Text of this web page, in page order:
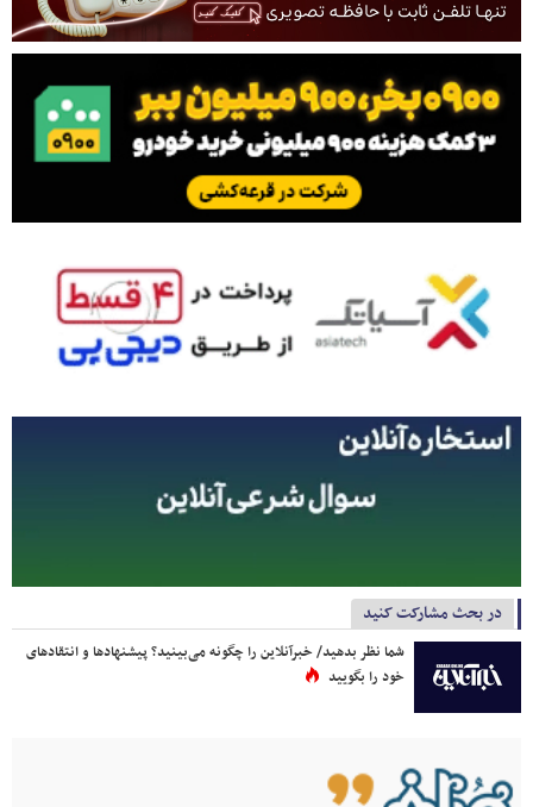
در بحث مشارکت کنید
شما نظر بدهید/ خبرآنلاین را چگونه می‌بینید؟ پیشنهادها و انتقادهای
خود را بگویید